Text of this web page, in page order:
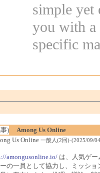
simple yet
you with
specific
)
Among Us Online
Us Online 一般人(2回)-(2025/09/
amongusonline.io/は、人気ゲー
の一員として協力し、ミッシ